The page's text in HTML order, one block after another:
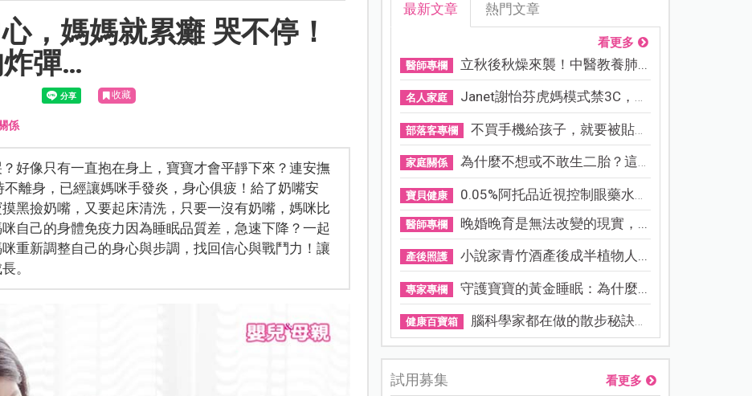
，媽媽就累癱 哭不停！
彈…
收藏
係
好像只有一直抱在身上，寶寶才會平靜下來？連安撫
離身，已經讓媽咪手發炎，身心俱疲！給了奶嘴安
黑撿奶嘴，又要起床清洗，只要一沒有奶嘴，媽咪比
自己的身體免疫力因為睡眠品質差，急速下降？一起
重新調整自己的身心與步調，找回信心與戰鬥力！讓
。
最新文章 熱門文章
看更多
醫師專欄 立秋後秋燥來襲！中醫教養肺...
名人家庭 Janet謝怡芬虎媽模式禁3C，看...
部落客專欄 不買手機給孩子，就要被貼「...
家庭關係 為什麼不想或不敢生二胎？這8...
寶貝健康 0.05%阿托品近視控制眼藥水納...
醫師專欄 晚婚晚育是無法改變的現實，...
產後照護 小說家青竹酒產後成半植物人...
專家專欄 守護寶寶的黃金睡眠：為什麼...
健康百寶箱 腦科學家都在做的散步秘訣！...
試用募集 看更多